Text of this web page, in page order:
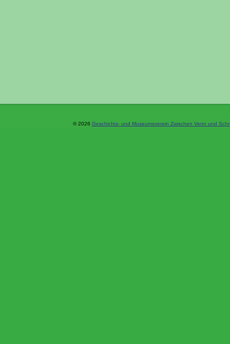
© 2026 Geschichts- und Museumsverein Zwischen Venn und